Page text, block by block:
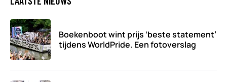
Boekenboot wint prijs ‘beste statement’
tijdens WorldPride. Een fotoverslag